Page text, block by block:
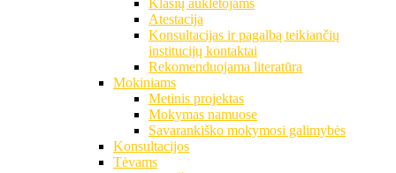
Klasių auklėtojams
Atestacija
Konsultacijas ir pagalbą teikiančių
institucijų kontaktai
Rekomenduojama literatūra
Mokiniams
Metinis projektas
Mokymas namuose
Savarankiško mokymosi galimybės
Konsultacijos
Tėvams